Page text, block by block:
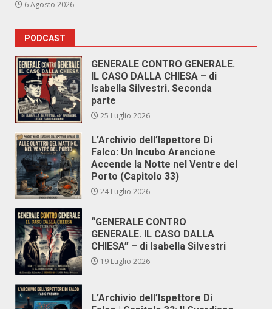
6 Agosto 2026
PODCAST
GENERALE CONTRO GENERALE.
IL CASO DALLA CHIESA – di
Isabella Silvestri. Seconda
parte
25 Luglio 2026
L’Archivio dell’Ispettore Di
Falco: Un Incubo Arancione
Accende la Notte nel Ventre del
Porto (Capitolo 33)
24 Luglio 2026
“GENERALE CONTRO
GENERALE. IL CASO DALLA
CHIESA” – di Isabella Silvestri
19 Luglio 2026
L’Archivio dell’Ispettore Di